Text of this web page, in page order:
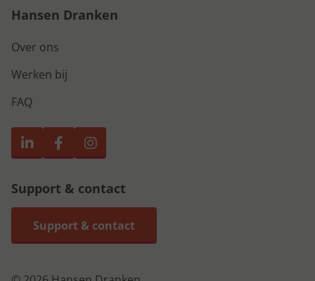
Hansen Dranken
Over ons
Werken bij
FAQ
Support & contact
Support & contact